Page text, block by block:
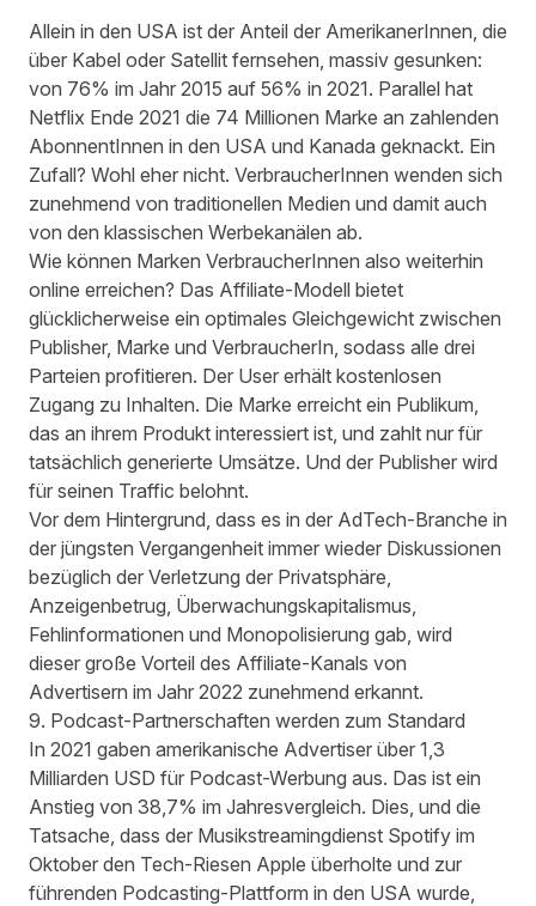
Allein in den USA ist der Anteil der AmerikanerInnen, die
über Kabel oder Satellit fernsehen, massiv gesunken:
von 76% im Jahr 2015 auf 56% in 2021. Parallel hat
Netflix Ende 2021 die 74 Millionen Marke an zahlenden
AbonnentInnen in den USA und Kanada geknackt. Ein
Zufall? Wohl eher nicht. VerbraucherInnen wenden sich
zunehmend von traditionellen Medien und damit auch
von den klassischen Werbekanälen ab.
Wie können Marken VerbraucherInnen also weiterhin
online erreichen? Das Affiliate-Modell bietet
glücklicherweise ein optimales Gleichgewicht zwischen
Publisher, Marke und VerbraucherIn, sodass alle drei
Parteien profitieren. Der User erhält kostenlosen
Zugang zu Inhalten. Die Marke erreicht ein Publikum,
das an ihrem Produkt interessiert ist, und zahlt nur für
tatsächlich generierte Umsätze. Und der Publisher wird
für seinen Traffic belohnt.
Vor dem Hintergrund, dass es in der AdTech-Branche in
der jüngsten Vergangenheit immer wieder Diskussionen
bezüglich der Verletzung der Privatsphäre,
Anzeigenbetrug, Überwachungskapitalismus,
Fehlinformationen und Monopolisierung gab, wird
dieser große Vorteil des Affiliate-Kanals von
Advertisern im Jahr 2022 zunehmend erkannt.
9. Podcast-Partnerschaften werden zum Standard
In 2021 gaben amerikanische Advertiser über 1,3
Milliarden USD für Podcast-Werbung aus. Das ist ein
Anstieg von 38,7% im Jahresvergleich. Dies, und die
Tatsache, dass der Musikstreamingdienst Spotify im
Oktober den Tech-Riesen Apple überholte und zur
führenden Podcasting-Plattform in den USA wurde,